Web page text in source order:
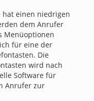
hat einen niedrigen
dem Anrufer
Menüoptionen
für eine der
Die
wird nach
Software für
Anrufer zur